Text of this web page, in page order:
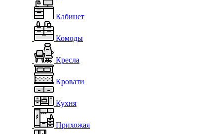
Кабинет
Комоды
Кресла
Кровати
Кухня
Прихожая